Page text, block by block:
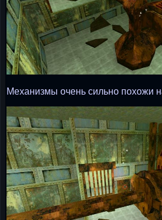
Механизмы очень сильно похожи